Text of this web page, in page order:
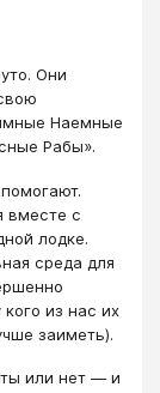
Они
Наемные
Рабы».
вместе с
лодке.
среда для
из нас их
заиметь).
или нет — и